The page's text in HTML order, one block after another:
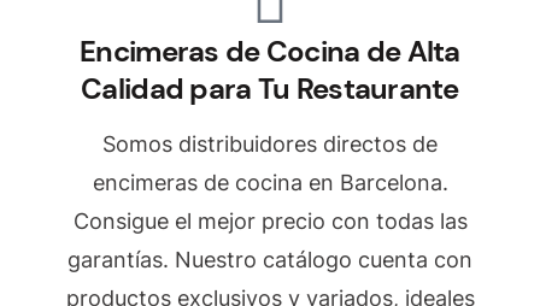
Encimeras de Cocina de Alta
Calidad para Tu Restaurante
Somos distribuidores directos de
encimeras de cocina en Barcelona.
Consigue el mejor precio con todas las
garantías. Nuestro catálogo cuenta con
productos exclusivos y variados, ideales